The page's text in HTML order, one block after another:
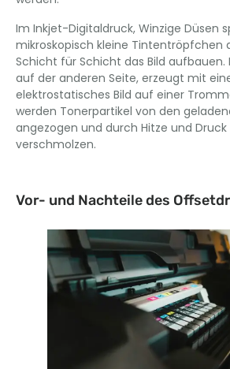
Im Inkjet-Digitaldruck, Winzige Düsen
mikroskopisch kleine Tintentröpfchen
Schicht für Schicht das Bild aufbauen.
auf der anderen Seite, erzeugt mit
elektrostatisches Bild auf einer
werden Tonerpartikel von den
angezogen und durch Hitze und
verschmolzen.
Vor- und Nachteile des